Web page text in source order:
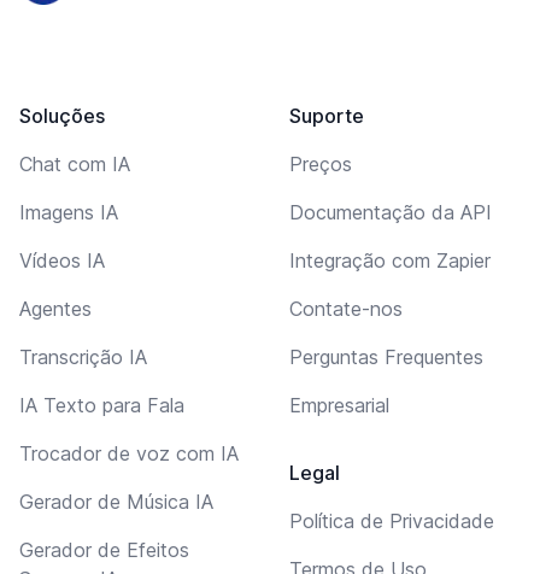
Soluções
Chat com IA
Imagens IA
Vídeos IA
Agentes
Transcrição IA
IA Texto para Fala
Trocador de voz com IA
Gerador de Música IA
Gerador de Efeitos
Suporte
Preços
Documentação da API
Integração com Zapier
Contate-nos
Perguntas Frequentes
Empresarial
Legal
Política de Privacidade
Termos de Uso